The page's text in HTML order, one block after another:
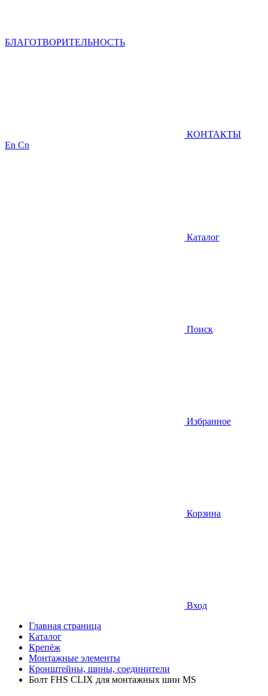
БЛАГОТВОРИТЕЛЬНОСТЬ
КОНТАКТЫ
En Cn
Каталог
Поиск
Избранное
Корзина
Вход
Главная страница
Каталог
Крепёж
Монтажные элементы
Кронштейны, шины, соединители
Болт FHS CLIX для монтажных шин MS